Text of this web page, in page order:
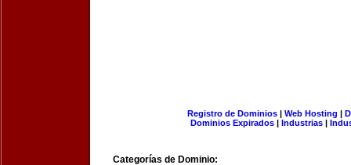
Registro de Dominios| Web Hosting |
Dominios Expirados | Industrias |
Categorías de Dominio: